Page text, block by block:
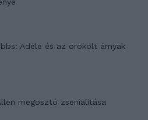
Adéle és az örökölt árnyak
megosztó zsenialitása